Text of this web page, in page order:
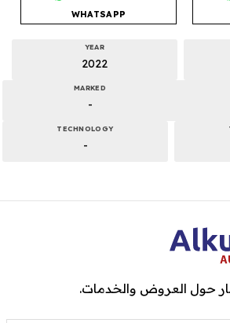
WHATSAPP
YEAR
2022
MARKED
-
TECHNOLOGY
-
حول العروض والخدمات.